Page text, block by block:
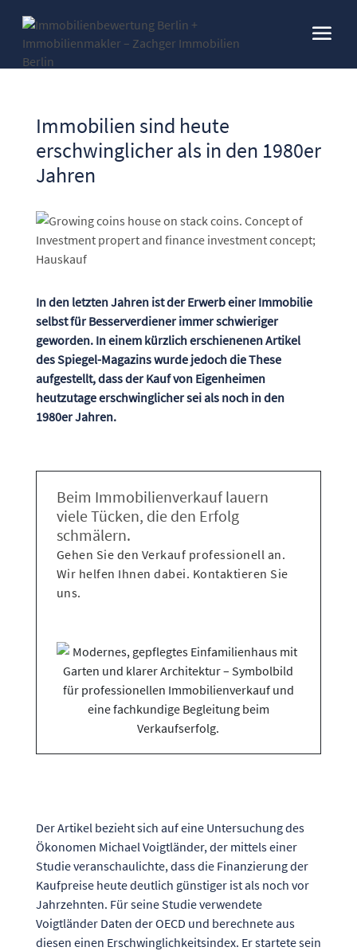
Immobilien sind heute
erschwinglicher als in den 1980er
Jahren
In den letzten Jahren ist der Erwerb einer Immobilie
selbst für Besserverdiener immer schwieriger
geworden. In einem kürzlich erschienenen Artikel
des Spiegel-Magazins wurde jedoch die These
aufgestellt, dass der Kauf von Eigenheimen
heutzutage erschwinglicher sei als noch in den
1980er Jahren.
Beim Immobilienverkauf lauern
viele Tücken, die den Erfolg
schmälern.
Gehen Sie den Verkauf professionell an.
Wir helfen Ihnen dabei. Kontaktieren Sie
uns.
Der Artikel bezieht sich auf eine Untersuchung des
Ökonomen Michael Voigtländer, der mittels einer
Studie veranschaulichte, dass die Finanzierung der
Kaufpreise heute deutlich günstiger ist als noch vor
Jahrzehnten. Für seine Studie verwendete
Voigtländer Daten der OECD und berechnete aus
diesen einen Erschwinglichkeitsindex. Er startete sein